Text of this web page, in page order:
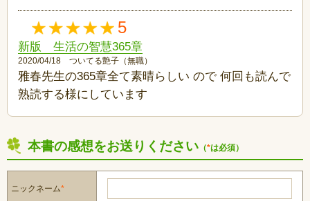
5
新版 生活の智慧365章
2020/04/18 ついてる艶子（無職）
雅春先生の365章全て素晴らしい ので 何回も読んで
熟読する様にしています
本書の感想をお送りください （*は必須）
ニックネーム*